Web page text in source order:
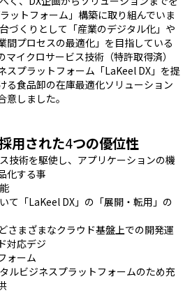
ットフォーム」構築に取り組んでいま
づくりとして「産業のデジタル化」や
間プロセスの最適化」を目指している
イクロサービス技術（特許取得済）
スプラットフォーム「LaKeel DX」を提
る食品卸の在庫最適化ソリューション
しました。
用された4つの優位性
技術を駆使し、アプリケーションの機
化する事
て「LaKeel DX」の「展開・転用」の
さまざまなクラウド基盤上での開発運
対応デジ
ォーム
ルビジネスプラットフォームのため充